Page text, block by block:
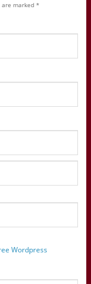
marked *
Wordpress